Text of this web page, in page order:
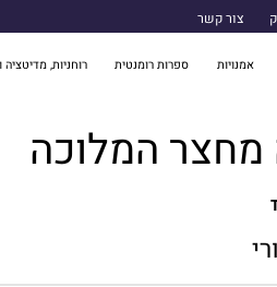
צור קשר
אמנויות ספרות רומנטית רוחניות, מדיטציה
המלוכה